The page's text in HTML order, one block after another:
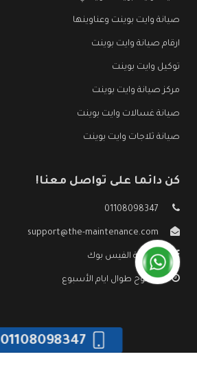
صيانة وايت بوينت وعناوينها
ارقام صيانة وايت بوينت
توكيل وايت بوينت
مركز صيانة وايت بوينت
صيانة غسالات وايت بوينت
صيانة ثلاجات وايت بوينت
كن دائما على تواصل معنا!
01108098347
support@the-maintenance.com
صفحة الفيس بوك
مفتوح طوال ايام الأسبوع
01108098347